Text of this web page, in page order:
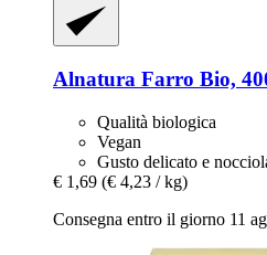
Alnatura Farro Bio,
Qualità biologica
Vegan
Gusto delicato e
€ 1,69 (€ 4,23 / kg)
Consegna entro il giorno 11